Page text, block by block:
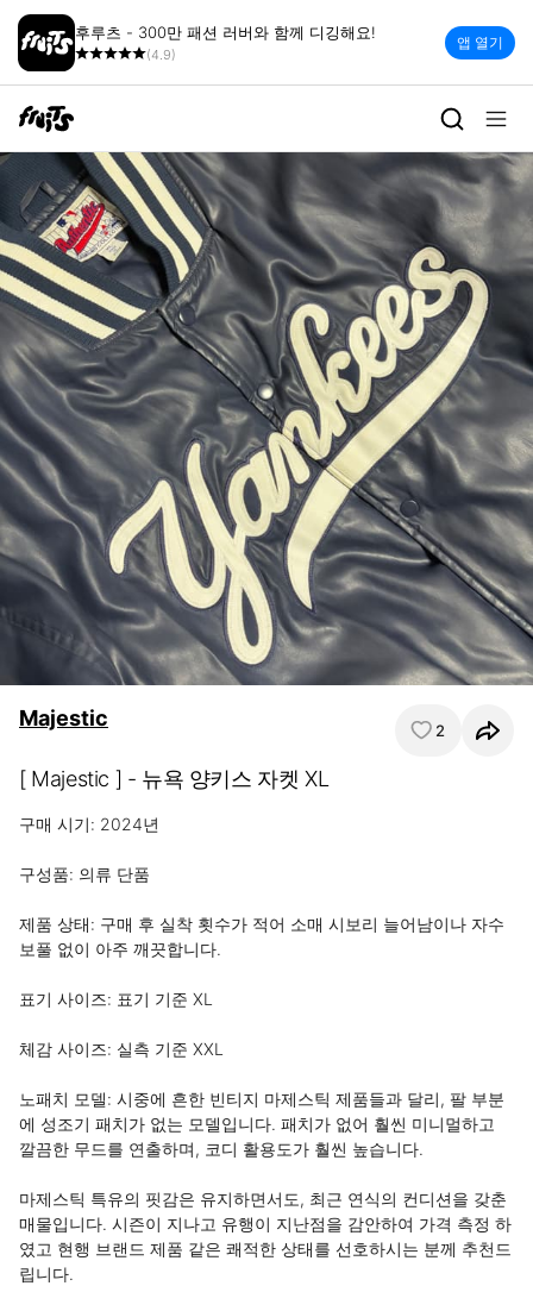
후루츠 - 300만 패션 러버와 함께 디깅해요!
(4.9)
앱 열기
Majestic 2
[ Majestic ] - 뉴욕 양키스 자켓 XL
구매 시기: 2024년
구성품: 의류 단품
제품 상태: 구매 후 실착 횟수가 적어 소매 시보리 늘어남이나 자수
보풀 없이 아주 깨끗합니다.
표기 사이즈: 표기 기준 XL
체감 사이즈: 실측 기준 XXL
노패치 모델: 시중에 흔한 빈티지 마제스틱 제품들과 달리, 팔 부분
에 성조기 패치가 없는 모델입니다. 패치가 없어 훨씬 미니멀하고
깔끔한 무드를 연출하며, 코디 활용도가 훨씬 높습니다.
마제스틱 특유의 핏감은 유지하면서도, 최근 연식의 컨디션을 갖춘
매물입니다. 시즌이 지나고 유행이 지난점을 감안하여 가격 측정 하
였고 현행 브랜드 제품 같은 쾌적한 상태를 선호하시는 분께 추천드
립니다.